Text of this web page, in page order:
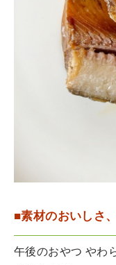
■素材のおいしさ
午後のおやつ やわ